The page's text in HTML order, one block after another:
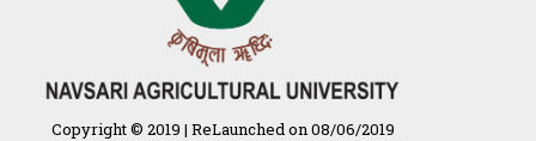
गुणवत्ता युक्त कृषि-शिक्षा एक पहल" - भारतीय
कृषि अनुसंधान परिषद की 25वीं अखिल
भारतीय कृषि प्रवेश परीक्षा 2020
Copyright © 2019 | ReLaunched on 08/06/2019